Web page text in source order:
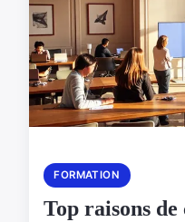
FORMATION
Top raisons de